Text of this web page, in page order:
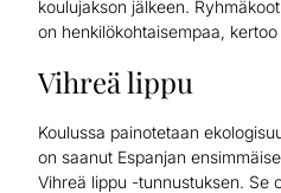
koulujakson jälkeen.
on henkilökohtaisempaa, kertoo
Vihreä lippu
Koulussa painotetaan
on saanut Espanjan
Vihreä lippu -tunnustuksen. Se